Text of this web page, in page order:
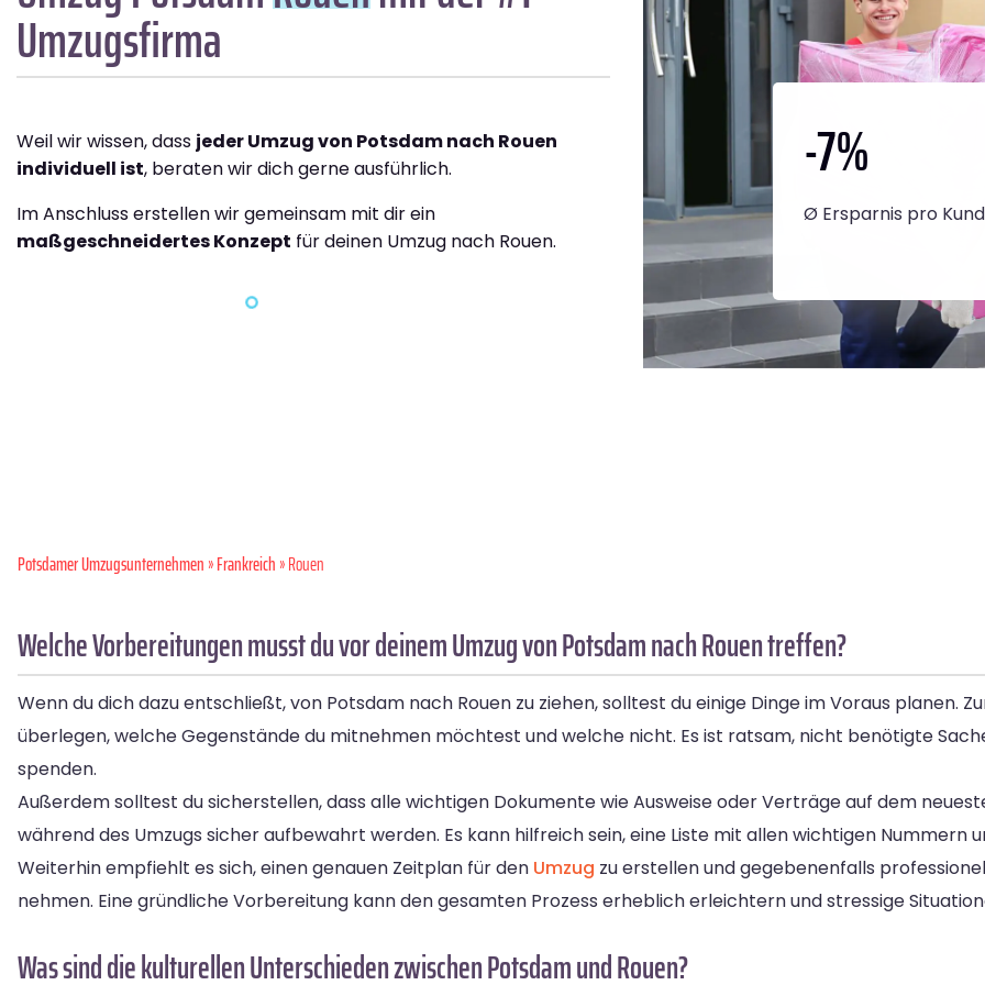
Umzugsfirma
Weil wir wissen, dass jeder Umzug von Potsdam nach Rouen
individuell ist, beraten wir dich gerne ausführlich.
Im Anschluss erstellen wir gemeinsam mit dir ein
maßgeschneidertes Konzept für deinen Umzug nach Rouen.
-7%
Ø Ersparnis pro
Potsdamer Umzugsunternehmen»Frankreich» Rouen
Welche Vorbereitungen musst du vor deinem Umzug von Potsdam nach Rouen treffen?
Wenn du dich dazu entschließt, von Potsdam nach Rouen zu ziehen, solltest du einige Dinge im Voraus planen.
überlegen, welche Gegenstände du mitnehmen möchtest und welche nicht. Es ist ratsam, nicht benötigte
spenden.
Außerdem solltest du sicherstellen, dass alle wichtigen Dokumente wie Ausweise oder Verträge auf dem
während des Umzugs sicher aufbewahrt werden. Es kann hilfreich sein, eine Liste mit allen wichtigen Nummern
Weiterhin empfiehlt es sich, einen genauen Zeitplan für den Umzug zu erstellen und gegebenenfalls
nehmen. Eine gründliche Vorbereitung kann den gesamten Prozess erheblich erleichtern und stressige
Was sind die kulturellen Unterschieden zwischen Potsdam und Rouen?